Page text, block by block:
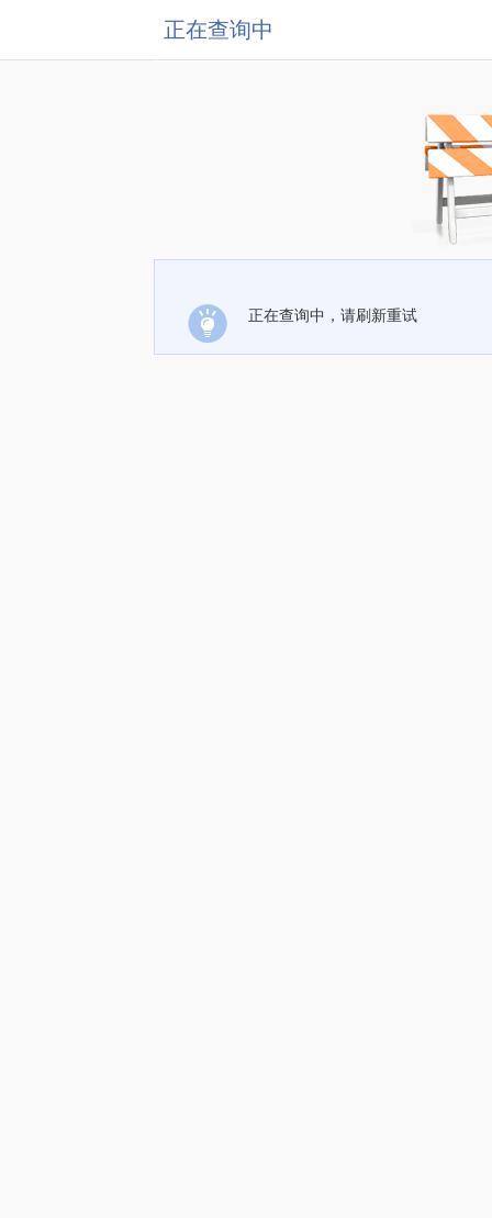
正在查询中
正在查询中，请刷新重试